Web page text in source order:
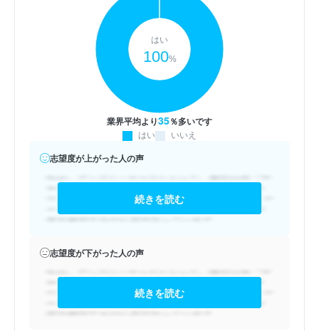
業界平均より35％多いです
はい
100%
はい いいえ
志望度が上がった人の声
続きを読む
志望度が下がった人の声
続きを読む